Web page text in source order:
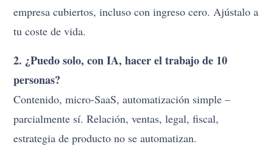
empresa cubiertos, incluso con ingreso cero. Ajústalo a
tu coste de vida.
2. ¿Puedo solo, con IA, hacer el trabajo de 10
personas?
Contenido, micro-SaaS, automatización simple –
parcialmente sí. Relación, ventas, legal, fiscal,
estrategia de producto no se automatizan.